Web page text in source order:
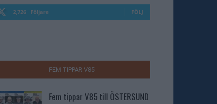
2,726 Följare FÖLJ
FEM TIPPAR V85
Fem tippar V85 till ÖSTERSUND